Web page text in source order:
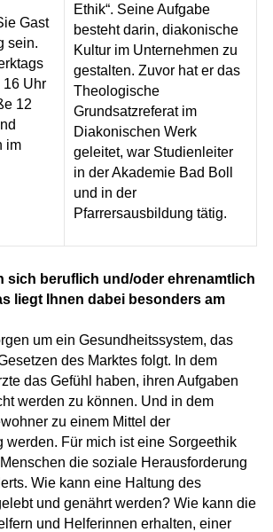
Gast
sein.
16 Uhr
12
im
Ethik“. Seine Aufgabe
besteht darin, diakonische
Kultur im Unternehmen zu
gestalten. Zuvor hat er das
Theologische
Grundsatzreferat im
Diakonischen Werk
geleitet, war Studienleiter
in der Akademie Bad Boll
und in der
Pfarrersausbildung tätig.
sich beruflich und/oder ehrenamtlich
liegt Ihnen dabei besonders am
um ein Gesundheitssystem, das
des Marktes folgt. In dem
das Gefühl haben, ihren Aufgaben
werden zu können. Und in dem
zu einem Mittel der
werden. Für mich ist eine Sorgeethik
die soziale Herausforderung
Wie kann eine Haltung des
und genährt werden? Wie kann die
und Helferinnen erhalten, einer